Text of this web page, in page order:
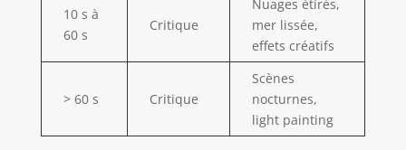
10 s à
60 s
Critique
Nuages étirés,
mer lissée,
effets créatifs
> 60 s Critique
Scènes
nocturnes,
light painting